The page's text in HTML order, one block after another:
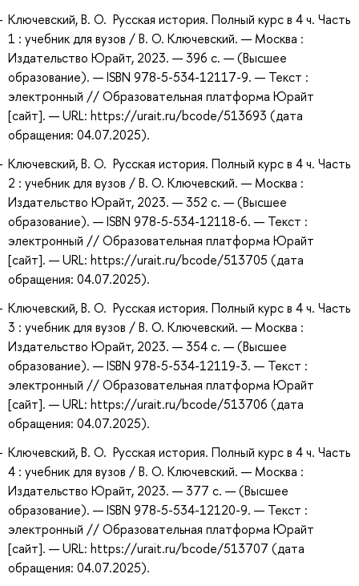
Ключевский, В. О. Русская история. Полный курс в 4 ч. Часть
1 : учебник для вузов / В. О. Ключевский. — Москва :
Издательство Юрайт, 2023. — 396 с. — (Высшее
образование). — ISBN 978-5-534-12117-9. — Текст :
электронный // Образовательная платформа Юрайт
[сайт]. — URL: https://urait.ru/bcode/513693 (дата
обращения: 04.07.2025).
Ключевский, В. О. Русская история. Полный курс в 4 ч. Часть
2 : учебник для вузов / В. О. Ключевский. — Москва :
Издательство Юрайт, 2023. — 352 с. — (Высшее
образование). — ISBN 978-5-534-12118-6. — Текст :
электронный // Образовательная платформа Юрайт
[сайт]. — URL: https://urait.ru/bcode/513705 (дата
обращения: 04.07.2025).
Ключевский, В. О. Русская история. Полный курс в 4 ч. Часть
3 : учебник для вузов / В. О. Ключевский. — Москва :
Издательство Юрайт, 2023. — 354 с. — (Высшее
образование). — ISBN 978-5-534-12119-3. — Текст :
электронный // Образовательная платформа Юрайт
[сайт]. — URL: https://urait.ru/bcode/513706 (дата
обращения: 04.07.2025).
Ключевский, В. О. Русская история. Полный курс в 4 ч. Часть
4 : учебник для вузов / В. О. Ключевский. — Москва :
Издательство Юрайт, 2023. — 377 с. — (Высшее
образование). — ISBN 978-5-534-12120-9. — Текст :
электронный // Образовательная платформа Юрайт
[сайт]. — URL: https://urait.ru/bcode/513707 (дата
обращения: 04.07.2025).